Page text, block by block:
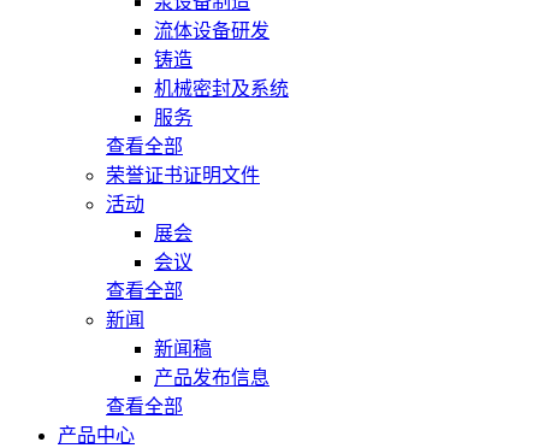
流体设备研发
铸造
机械密封及系统
服务
查看全部
荣誉证书证明文件
活动
展会
会议
查看全部
新闻
新闻稿
产品发布信息
查看全部
产品中心